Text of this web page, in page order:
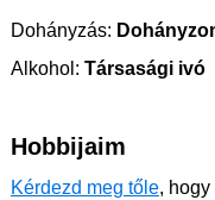
Dohányzás:
Alkohol: Társasági ivó
Hobbijaim
Kérdezd meg tőle,